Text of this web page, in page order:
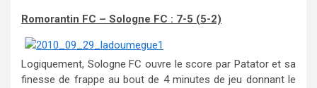
Romorantin FC – Sologne FC : 7-5 (5-2)
Logiquement, Sologne FC ouvre le score par Patator et sa
finesse de frappe au bout de 4 minutes de jeu donnant le